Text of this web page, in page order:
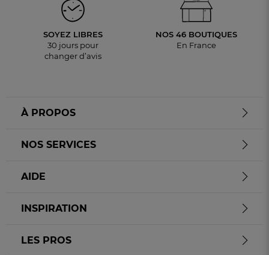
SOYEZ LIBRES
30 jours pour
changer d’avis
NOS 46 BOUTIQUES
En France
À PROPOS
NOS SERVICES
AIDE
INSPIRATION
LES PROS